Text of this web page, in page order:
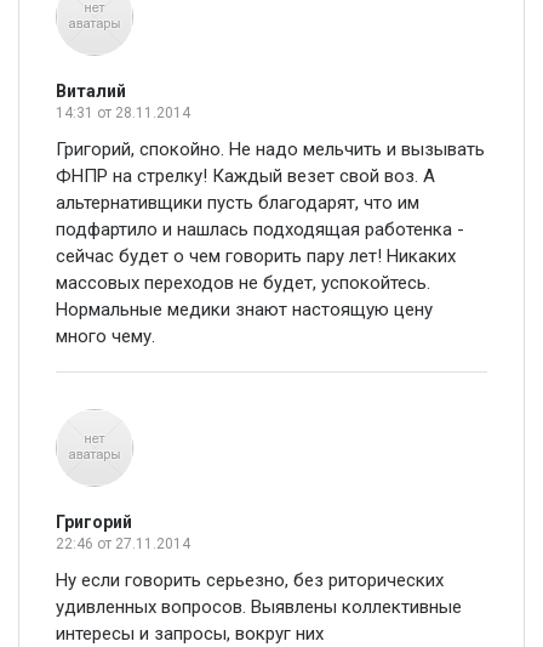
Виталий
14:31 от 28.11.2014
Григорий, спокойно. Не надо мельчить и вызывать
ФНПР на стрелку! Каждый везет свой воз. А
альтернативщики пусть благодарят, что им
подфартило и нашлась подходящая работенка -
сейчас будет о чем говорить пару лет! Никаких
массовых переходов не будет, успокойтесь.
Нормальные медики знают настоящую цену
много чему.
Григорий
22:46 от 27.11.2014
Ну если говорить серьезно, без риторических
удивленных вопросов. Выявлены коллективные
интересы и запросы, вокруг них